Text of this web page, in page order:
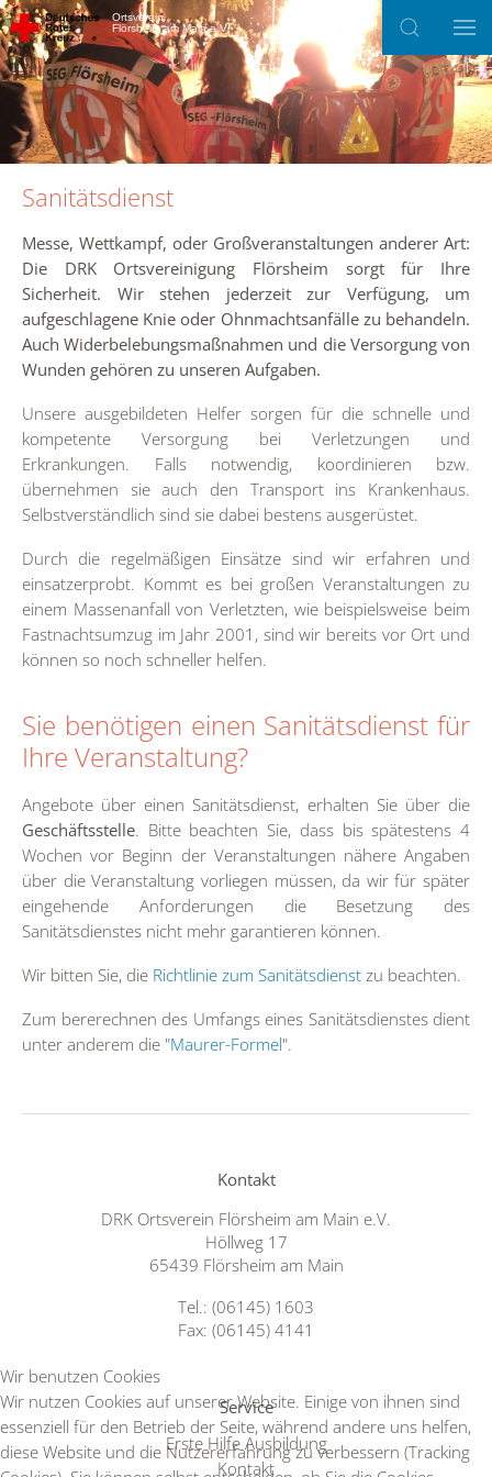
Zum Hauptinhalt springen
Ortsverein
Flörsheim am Main e.V.
Sanitätsdienst
Messe, Wettkampf, oder Großveranstaltungen anderer Art:
Die DRK Ortsvereinigung Flörsheim sorgt für Ihre
Sicherheit. Wir stehen jederzeit zur Verfügung, um
aufgeschlagene Knie oder Ohnmachtsanfälle zu behandeln.
Auch Widerbelebungsmaßnahmen und die Versorgung von
Wunden gehören zu unseren Aufgaben.
Unsere ausgebildeten Helfer sorgen für die schnelle und
kompetente Versorgung bei Verletzungen und
Erkrankungen. Falls notwendig, koordinieren bzw.
übernehmen sie auch den Transport ins Krankenhaus.
Selbstverständlich sind sie dabei bestens ausgerüstet.
Durch die regelmäßigen Einsätze sind wir erfahren und
einsatzerprobt. Kommt es bei großen Veranstaltungen zu
einem Massenanfall von Verletzten, wie beispielsweise beim
Fastnachtsumzug im Jahr 2001, sind wir bereits vor Ort und
können so noch schneller helfen.
Sie benötigen einen Sanitätsdienst für
Ihre Veranstaltung?
Angebote über einen Sanitätsdienst, erhalten Sie über die
Geschäftsstelle. Bitte beachten Sie, dass bis spätestens 4
Wochen vor Beginn der Veranstaltungen nähere Angaben
über die Veranstaltung vorliegen müssen, da wir für später
eingehende Anforderungen die Besetzung des
Sanitätsdienstes nicht mehr garantieren können.
Wir bitten Sie, die Richtlinie zum Sanitätsdienst zu beachten.
Zum bererechnen des Umfangs eines Sanitätsdienstes dient
unter anderem die "Maurer-Formel".
Kontakt
DRK Ortsverein Flörsheim am Main e.V.
Höllweg 17
65439 Flörsheim am Main
Tel.: (06145) 1603
Fax: (06145) 4141
Service
Erste Hilfe Ausbildung
Kontakt
Wir benutzen Cookies
Wir nutzen Cookies auf unserer Website. Einige von ihnen sind
essenziell für den Betrieb der Seite, während andere uns helfen,
diese Website und die Nutzererfahrung zu verbessern (Tracking